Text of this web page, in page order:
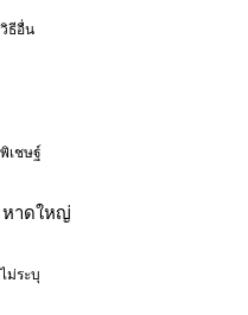
วิธีอื่น
พิเชษฐ์
หาดใหญ่
ไม่ระบุ